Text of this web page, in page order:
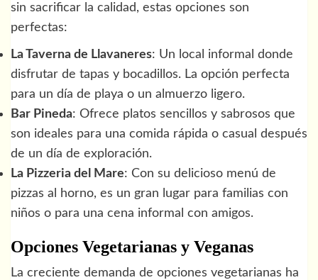
sin sacrificar la calidad, estas opciones son
perfectas:
La Taverna de Llavaneres: Un local informal donde
disfrutar de tapas y bocadillos. La opción perfecta
para un día de playa o un almuerzo ligero.
Bar Pineda: Ofrece platos sencillos y sabrosos que
son ideales para una comida rápida o casual después
de un día de exploración.
La Pizzeria del Mare: Con su delicioso menú de
pizzas al horno, es un gran lugar para familias con
niños o para una cena informal con amigos.
Opciones Vegetarianas y Veganas
La creciente demanda de opciones vegetarianas ha